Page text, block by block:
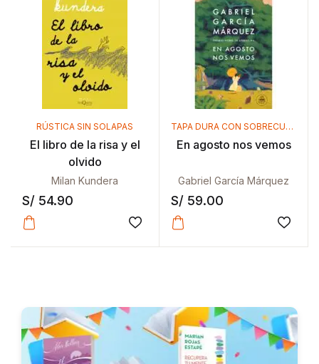
RÚSTICA SIN SOLAPAS
El libro de la risa y el
olvido
Milan Kundera
S/ 54.90
Añadir a la lista de deseos
TAPA DURA CON SOBRECUBIERTA
En agosto nos vemos
Gabriel García Márquez
S/ 59.00